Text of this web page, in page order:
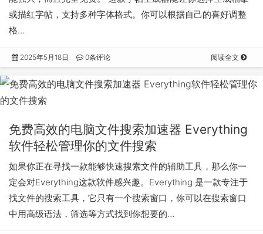
或描红字帖，支持多种字体格式。你可以根据自己的喜好调整
格…
2025年5月18日 0条评论 阅读全文
免费高效的电脑文件搜索加速器 Everything
软件轻松管理你的文件搜索
如果你正在寻找一款能够快速搜索文件的辅助工具，那么你一
定会对Everything这款软件感兴趣。Everything 是一款专注于
找文件的搜索工具，它只有一个搜索窗口，你可以在搜索窗口
中用高级语法，筛选等方式找到你想要的…